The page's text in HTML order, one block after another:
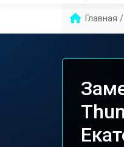
Главная /